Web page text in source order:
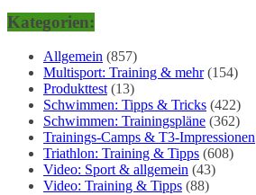
Kategorien:
Allgemein (857)
Multisport: Training & mehr(154)
Produkttest(13)
Schwimmen: Tipps & Tricks (422)
Schwimmen: Trainingspläne (362)
Trainings-Camps & T3-Impressionen
Triathlon: Training & Tipps (608)
Video: Sport & allgemein (43)
Video: Training & Tipps (88)